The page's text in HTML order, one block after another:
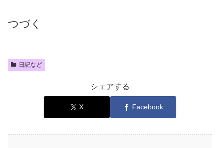
つづく
日記など
シェアする
X Facebook